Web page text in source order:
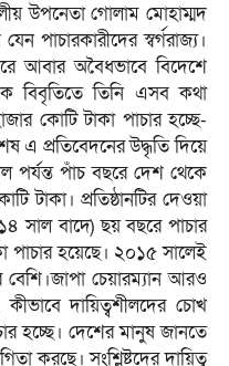
উপনেতা গোলাম মোহাম্মদ
পাচারকারীদের স্বর্গরাজ্য।
আবার অবৈধভাবে বিদেশে
বিবৃতিতে তিনি এসব কথা
কোটি টাকা পাচার হচ্ছে-
এ প্রতিবেদনের উদ্ধৃতি দিয়ে
পাঁচ বছরে দেশ থেকে
টাকা। প্রতিষ্ঠানটির দেওয়া
সাল বাদে) ছয় বছরে পাচার
পাচার হয়েছে। ২০১৫ সালেই
চেয়ারম্যান আরও
দায়িত্বশীলদের চোখ
হচ্ছে। দেশের মানুষ জানতে
করছে। সংশ্লিষ্টদের দায়িত্ব